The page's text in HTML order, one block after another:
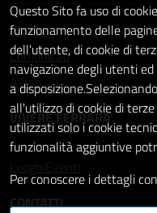
Notizie
Comunicati
Avvisi
VIVERE FERRARA
Luoghi
Eventi
CONTATTI
Questo Sito fa uso di
funzionamento delle
dell'utente, di cookie di
navigazione degli utenti
a
all'utilizzo di cookie di
utilizzati solo i cookie
funzionalità aggiuntive
Per conoscere i dettagli